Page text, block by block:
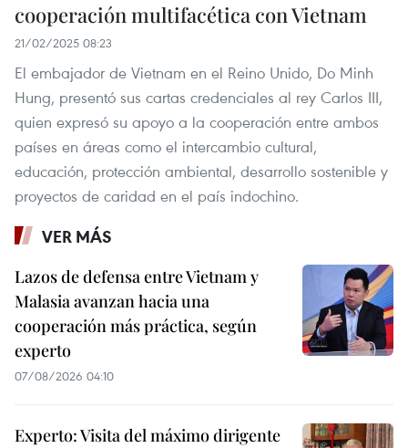
cooperación multifacética con Vietnam
21/02/2025 08:23
El embajador de Vietnam en el Reino Unido, Do Minh
Hung, presentó sus cartas credenciales al rey Carlos III,
quien expresó su apoyo a la cooperación entre ambos
países en áreas como el intercambio cultural,
educación, protección ambiental, desarrollo sostenible y
proyectos de caridad en el país indochino.
VER MÁS
Lazos de defensa entre Vietnam y
Malasia avanzan hacia una
cooperación más práctica, según
experto
07/08/2026 04:10
Experto: Visita del máximo dirigente